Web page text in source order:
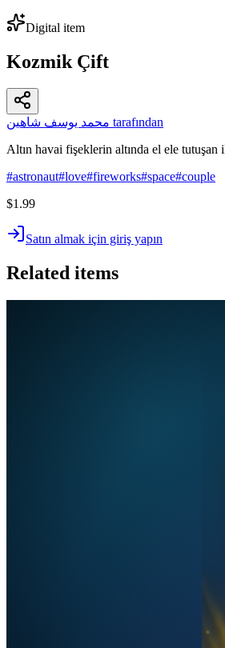
Digital item
Kozmik Çift
محمد يوسف شاهين tarafından
Altın havai fişeklerin altında el ele tutuşan
#astronaut#love#fireworks#space#couple
$1.99
Satın almak için giriş yapın
Related items